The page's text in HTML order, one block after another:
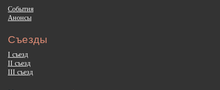
События
Анонсы
Съезды
I съезд
II съезд
III съезд